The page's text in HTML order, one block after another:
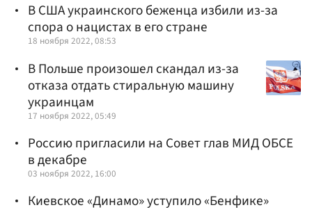
В США украинского беженца избили из-за
спора о нацистах в его стране
18 ноября 2022, 08:53
В Польше произошел скандал из-за
отказа отдать стиральную машину
украинцам
17 ноября 2022, 05:49
Россию пригласили на Совет глав МИД ОБСЕ
в декабре
03 ноября 2022, 16:00
Киевское «Динамо» уступило «Бенфике»